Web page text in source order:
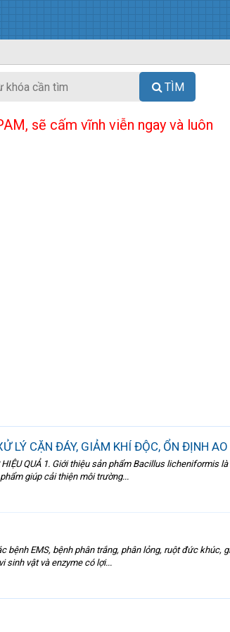
TÌM
sẽ cấm vĩnh viễn ngay và luôn
LÝ CẶN ĐÁY, GIẢM KHÍ ĐỘC, ỔN ĐỊNH AO
QUẢ 1. Giới thiệu sản phẩm Bacillus licheniformis
giúp cải thiện môi trường...
EMS, bệnh phân trắng, phân lỏng, ruột đức
sinh vật và enzyme có lợi...